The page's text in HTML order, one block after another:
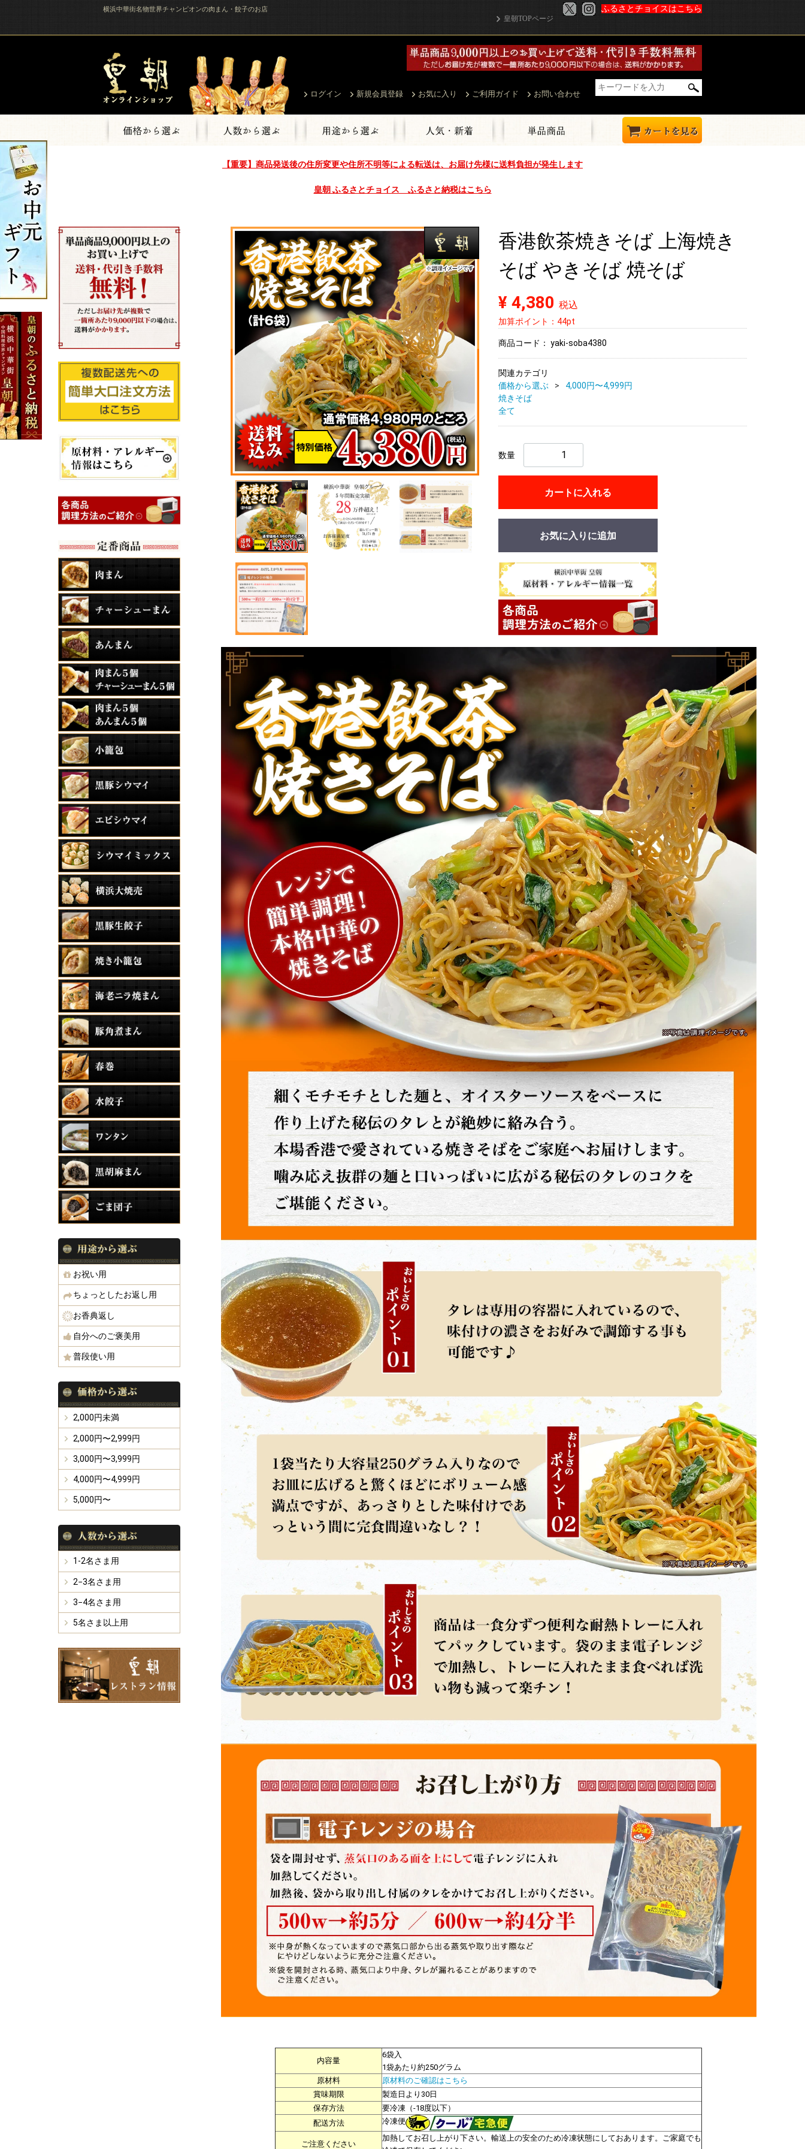
横浜中華街名物世界チャンピオンの肉まん・餃子のお店
皇朝TOPページ
ふるさとチョイスはこちら
ログイン 新規会員登録 お気に入り ご利用ガイド お問い合わせ
【重要】商品発送後の住所変更や住所不明等による転送は、お届け先様に送料負担が発生します
皇朝 ふるさとチョイス ふるさと納税はこちら
お祝い用
ちょっとしたお返し用
お香典返し
自分へのご褒美用
普段使い用
2,000円未満
2,000円〜2,999円
3,000円〜3,999円
4,000円〜4,999円
5,000円〜
1-2名さま用
2−3名さま用
3−4名さま用
5名さま以上用
香港飲茶焼きそば 上海焼き
そば やきそば 焼そば
¥ 4,380 税込
加算ポイント：44pt
商品コード： yaki-soba4380
関連カテゴリ
価格から選ぶ
4,000円〜4,999円
焼きそば
全て
数量
カートに入れる
お気に入りに追加
内容量
6袋入
1袋あたり約250グラム
原材料
原材料のご確認はこちら
賞味期限
製造日より30日
保存方法
要冷凍（-18度以下）
配送方法
冷凍便
ご注意ください
加熱してお召し上がり下さい。輸送上の安全のため冷凍状態にしておあります。ご家庭でも